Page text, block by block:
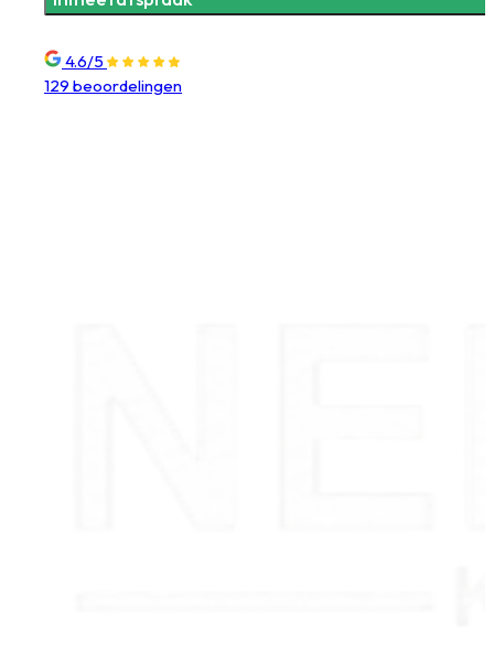
4.6/5
129 beoordelingen